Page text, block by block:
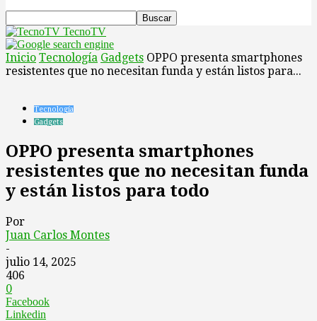
TecnoTV
Inicio Tecnología Gadgets OPPO presenta smartphones
resistentes que no necesitan funda y están listos para...
Tecnología
Gadgets
OPPO presenta smartphones
resistentes que no necesitan funda
y están listos para todo
Por
Juan Carlos Montes
-
julio 14, 2025
406
0
Facebook
Linkedin